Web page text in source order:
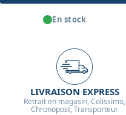
En stock
LIVRAISON EXPRESS
Retrait en magasin, Colissimo,
Chronopost, Transporteur